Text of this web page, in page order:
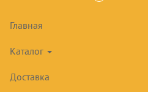
Главная
Каталог
Доставка